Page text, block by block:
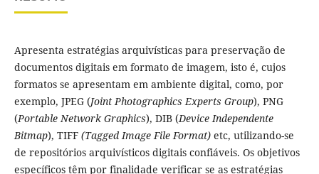
Apresenta estratégias arquivísticas para preservação de
documentos digitais em formato de imagem, isto é, cujos
formatos se apresentam em ambiente digital, como, por
exemplo, JPEG (Joint Photographics Experts Group), PNG
(Portable Network Graphics), DIB (Device Independente
Bitmap), TIFF (Tagged Image File Format)etc, utilizando-se
de repositórios arquivísticos digitais confiáveis. Os objetivos
específicos têm por finalidade verificar se as estratégias